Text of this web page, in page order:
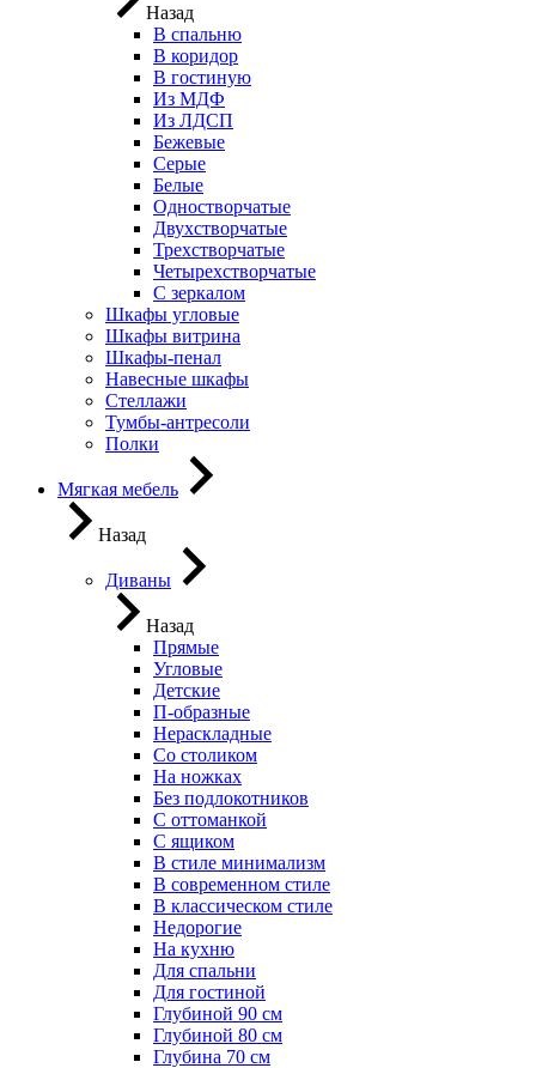
Назад
В спальню
В коридор
В гостиную
Из МДФ
Из ЛДСП
Бежевые
Серые
Белые
Одностворчатые
Двухстворчатые
Трехстворчатые
Четырехстворчатые
С зеркалом
Шкафы угловые
Шкафы витрина
Шкафы-пенал
Навесные шкафы
Стеллажи
Тумбы-антресоли
Полки
Мягкая мебель
Назад
Диваны
Назад
Прямые
Угловые
Детские
П-образные
Нераскладные
Со столиком
На ножках
Без подлокотников
С оттоманкой
С ящиком
В стиле минимализм
В современном стиле
В классическом стиле
Недорогие
На кухню
Для спальни
Для гостиной
Глубиной 90 см
Глубиной 80 см
Глубина 70 см